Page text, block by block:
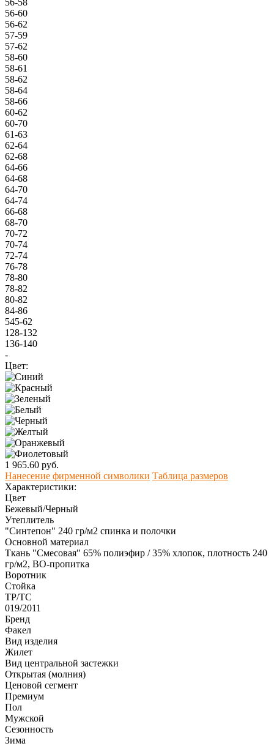
56-60
56-62
57-59
57-62
58-60
58-61
58-62
58-64
58-66
60-62
60-70
61-63
62-64
62-68
64-66
64-68
64-70
64-74
66-68
68-70
70-72
70-74
72-74
76-78
78-80
78-82
80-82
84-86
545-62
128-132
136-140
-
Цвет:
1 965.60 руб.
Нанесение фирменной символики Таблица размеров
Характеристики:
Цвет
Бежевый/Черный
Утеплитель
"Синтепон" 240 гр/м2 спинка и полочки
Основной материал
Ткань "Смесовая" 65% полиэфир / 35% хлопок, плотность 240
гр/м2, ВО-пропитка
Воротник
Стойка
ТР/ТС
019/2011
Бренд
Факел
Вид изделия
Жилет
Вид центральной застежки
Открытая (молния)
Ценовой сегмент
Премиум
Пол
Мужской
Сезонность
Зима